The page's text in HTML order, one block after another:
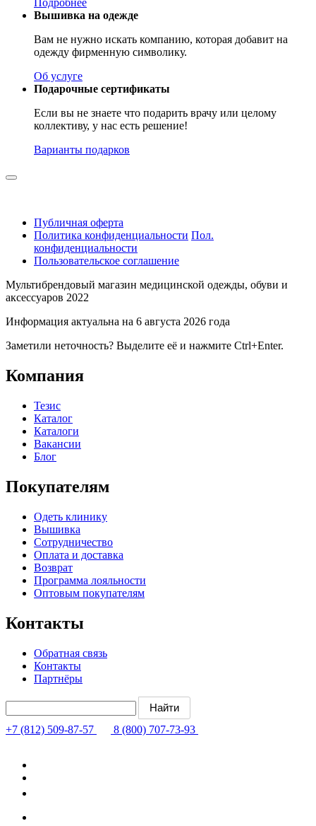
Подробнее
Вышивка на одежде
Вам не нужно искать компанию, которая добавит на
одежду фирменную символику.
Об услуге
Подарочные сертификаты
Если вы не знаете что подарить врачу или целому
коллективу, у нас есть решение!
Варианты подарков
Публичная оферта
Политика конфиденциальности Пол.
конфиденциальности
Пользовательское соглашение
Мультибрендовый магазин медицинской одежды, обуви и
аксессуаров 2022
Информация актуальна на 6 августа 2026 года
Заметили неточность? Выделите её и нажмите Ctrl+Enter.
Компания
Тезис
Каталог
Каталоги
Вакансии
Блог
Покупателям
Одеть клинику
Вышивка
Сотрудничество
Оплата и доставка
Возврат
Программа лояльности
Оптовым покупателям
Контакты
Обратная связь
Контакты
Партнёры
+7 (812) 509-87-57 8 (800) 707-73-93